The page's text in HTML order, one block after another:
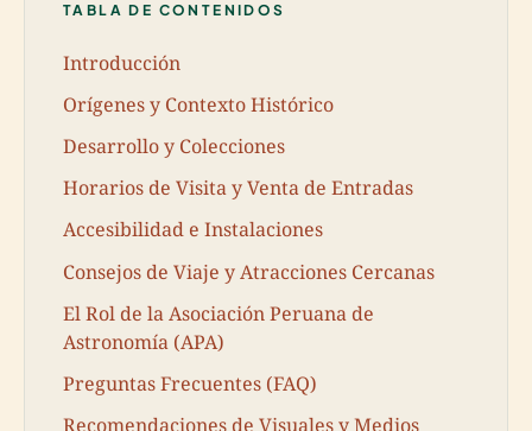
TABLA DE CONTENIDOS
Introducción
Orígenes y Contexto Histórico
Desarrollo y Colecciones
Horarios de Visita y Venta de Entradas
Accesibilidad e Instalaciones
Consejos de Viaje y Atracciones Cercanas
El Rol de la Asociación Peruana de
Astronomía (APA)
Preguntas Frecuentes (FAQ)
Recomendaciones de Visuales y Medios